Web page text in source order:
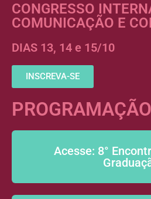
CONGRESSO
COMUNICAÇÃO E
DIAS 13, 14 e 15/10
INSCREVA-SE
Acesse: 8°